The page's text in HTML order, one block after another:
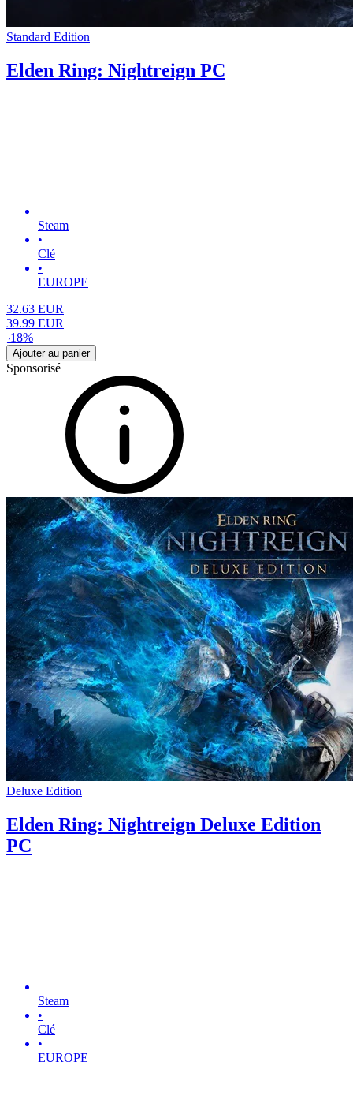
Standard Edition
Elden Ring: Nightreign PC
Steam
•
Clé
•
EUROPE
32.63 EUR
39.99 EUR
-18%
Ajouter au panier
Sponsorisé
Deluxe Edition
Elden Ring: Nightreign Deluxe Edition
PC
Steam
•
Clé
•
EUROPE